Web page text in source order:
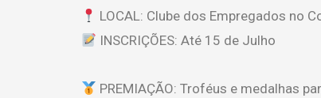
LOCAL: Clube dos Empregados no
INSCRIÇÕES: Até 15 de Julho
PREMIAÇÃO: Troféus e medalhas